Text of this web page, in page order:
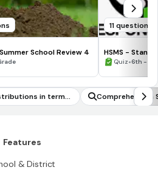
School Review 4
11 questions
HSMS -
Quiz•6th -
in terms
Comprehension
Features
& District